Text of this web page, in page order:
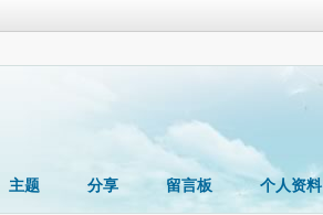
主题 分享 留言板 个人资料